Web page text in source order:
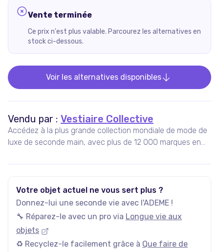
Vente terminée
Ce prix n'est plus valable. Parcourez les alternatives en
stock ci-dessous.
Voir les alternatives disponibles
Vendu par : Vestiaire Collective
Accédez à la plus grande collection mondiale de mode de
luxe de seconde main, avec plus de 12 000 marques en
nouveaux articles ajoutés chaque jour.
Votre objet actuel ne vous sert plus ?
Donnez-lui une seconde vie avec l'ADEME !
🔧 Réparez-le avec un pro via Longue vie aux
objets
♻️ Recyclez-le facilement grâce à Que faire de